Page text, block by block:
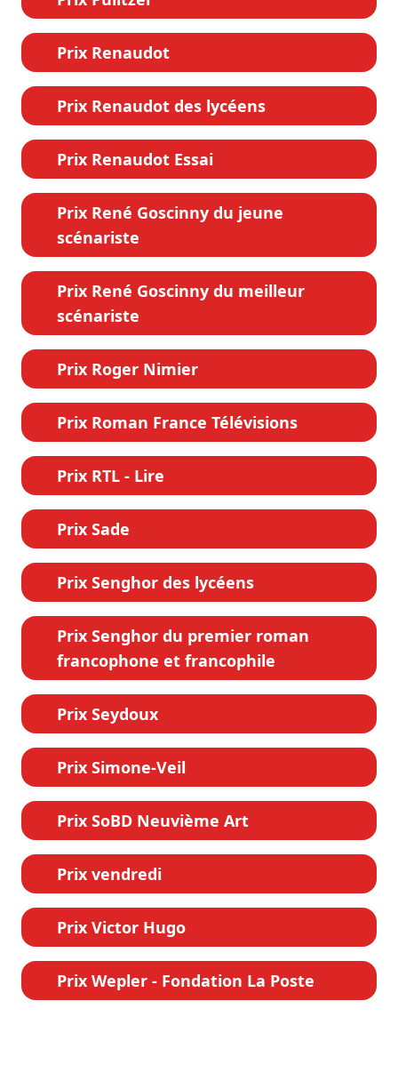
Prix Renaudot
Prix Renaudot des lycéens
Prix Renaudot Essai
Prix René Goscinny du jeune
scénariste
Prix René Goscinny du meilleur
scénariste
Prix Roger Nimier
Prix Roman France Télévisions
Prix RTL - Lire
Prix Sade
Prix Senghor des lycéens
Prix Senghor du premier roman
francophone et francophile
Prix Seydoux
Prix Simone-Veil
Prix SoBD Neuvième Art
Prix vendredi
Prix Victor Hugo
Prix Wepler - Fondation La Poste